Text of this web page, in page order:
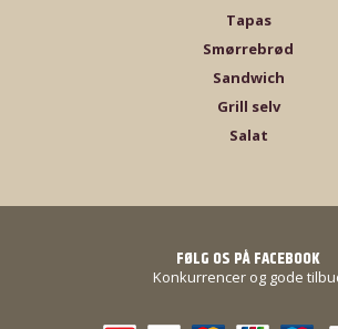
Tapas
Smørrebrød
Sandwich
Grill selv
Salat
FØLG OS PÅ FACEBOOK
Konkurrencer og gode